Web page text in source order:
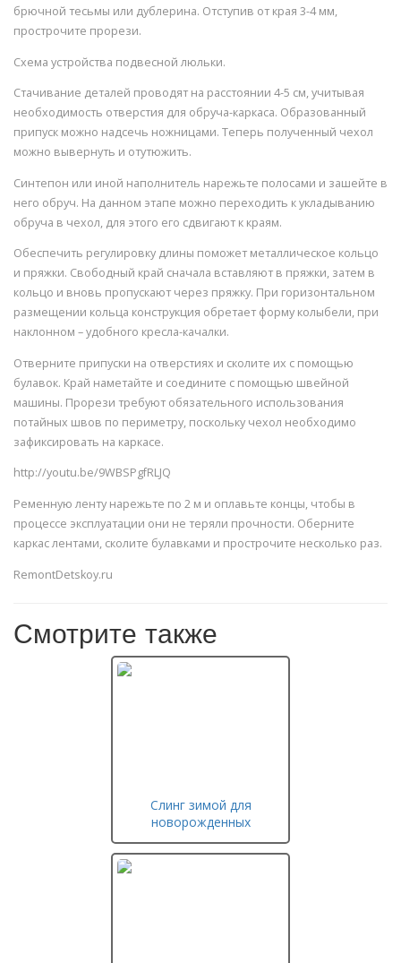
брючной тесьмы или дублерина. Отступив от края 3-4 мм,
прострочите прорези.
Схема устройства подвесной люльки.
Стачивание деталей проводят на расстоянии 4-5 см, учитывая
необходимость отверстия для обруча-каркаса. Образованный
припуск можно надсечь ножницами. Теперь полученный чехол
можно вывернуть и отутюжить.
Синтепон или иной наполнитель нарежьте полосами и зашейте в
него обруч. На данном этапе можно переходить к укладыванию
обруча в чехол, для этого его сдвигают к краям.
Обеспечить регулировку длины поможет металлическое кольцо
и пряжки. Свободный край сначала вставляют в пряжки, затем в
кольцо и вновь пропускают через пряжку. При горизонтальном
размещении кольца конструкция обретает форму колыбели, при
наклонном – удобного кресла-качалки.
Отверните припуски на отверстиях и сколите их с помощью
булавок. Край наметайте и соедините с помощью швейной
машины. Прорези требуют обязательного использования
потайных швов по периметру, поскольку чехол необходимо
зафиксировать на каркасе.
http://youtu.be/9WBSPgfRLJQ
Ременную ленту нарежьте по 2 м и оплавьте концы, чтобы в
процессе эксплуатации они не теряли прочности. Оберните
каркас лентами, сколите булавками и прострочите несколько раз.
RemontDetskoy.ru
Смотрите также
Слинг зимой для
новорожденных